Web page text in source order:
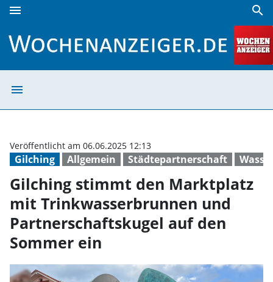
menu search
menu
Gilching Allgemein Städtepartnerschaft
Veröffentlicht am 06.06.2025 12:13
Gilching stimmt den Marktplatz
mit Trinkwasserbrunnen und
Partnerschaftskugel auf den
Sommer ein